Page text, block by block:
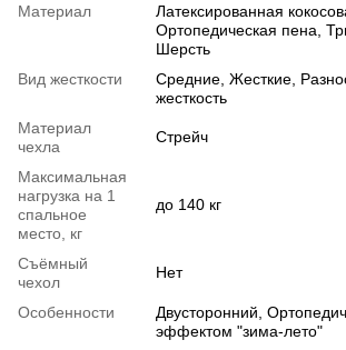
Материал
Латексированная
Ортопедическая пена
Шерсть
Вид жесткости
Средние Жесткие
жесткость
Материал
чехла
Стрейч
Максимальная
нагрузка на 1
спальное
место, кг
до 140 кг
Съёмный
чехол
Нет
Особенности Двусторонний
эффектом "зима-лето"